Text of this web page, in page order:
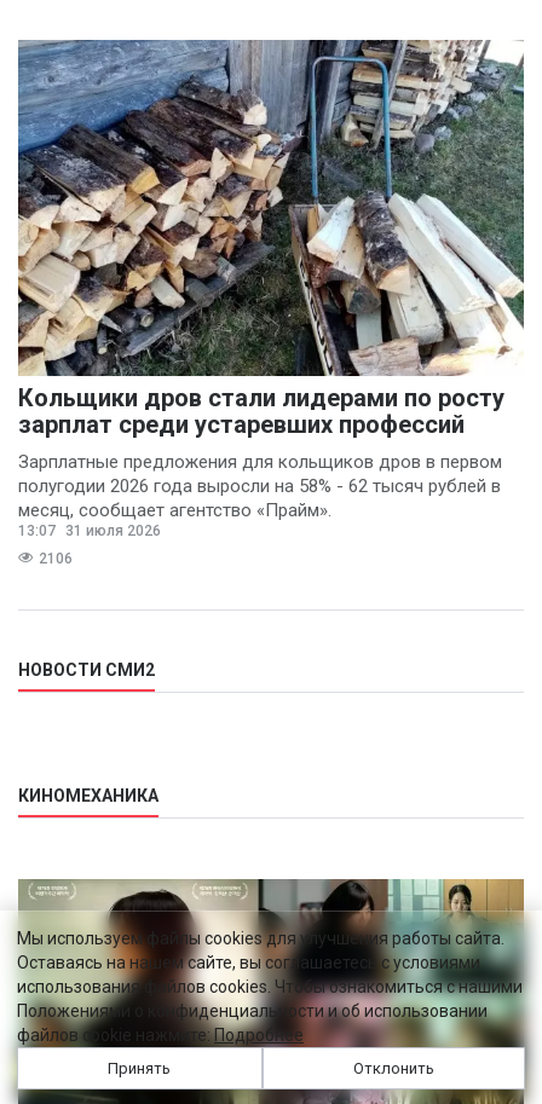
Кольщики дров стали лидерами по росту
зарплат среди устаревших профессий
Зарплатные предложения для кольщиков дров в первом
полугодии 2026 года выросли на 58% - 62 тысяч рублей в
месяц, сообщает агентство «Прайм».
13:07
31 июля 2026
2106
НОВОСТИ СМИ2
КИНОМЕХАНИКА
Мы используем файлы cookies для улучшения работы сайта.
Оставаясь на нашем сайте, вы соглашаетесь с условиями
использования файлов cookies. Чтобы ознакомиться с нашими
Положениями о конфиденциальности и об использовании
файлов cookie нажмите:Подробнее
Принять Отклонить